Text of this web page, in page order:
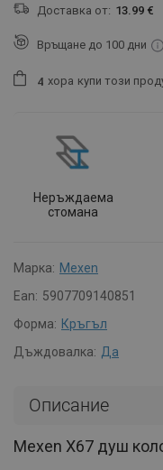
Доставка от: 13.99 €
Връщане до 100 дни
4 хора купи този
Неръждаема
стомана
Марка: Mexen
Ean: 5907709140851
Форма: Кръгъл
Дъждовалка: Да
Описание
Mexen X67 душ